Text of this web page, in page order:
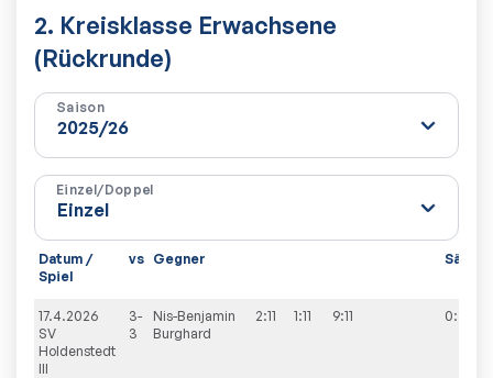
2. Kreisklasse Erwachsene
(Rückrunde)
Saison
Einzel/Doppel
Datum /
Spiel
vs Gegner Sätze
17.4.2026
SV
Holdenstedt
III
3-
3
Nis-Benjamin
Burghard
2:11 1:11 9:11 0:3